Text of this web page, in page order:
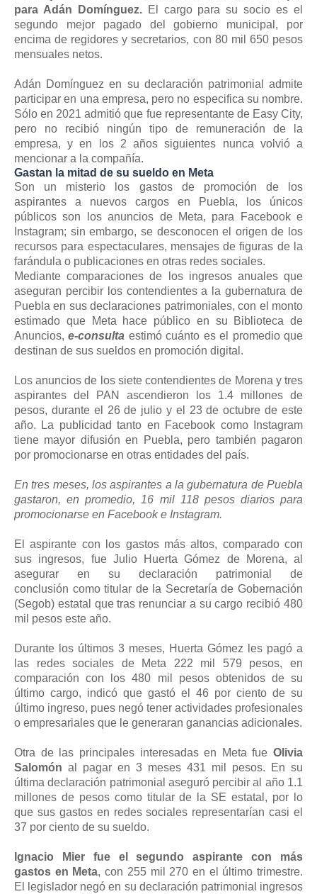
para Adán Domínguez.El cargo para su socio es el
segundo mejor pagado del gobierno municipal, por
encima de regidores y secretarios, con 80 mil 650 pesos
mensuales netos.
Adán Domínguez en su declaración patrimonial admite
participar en una empresa, pero no especifica su nombre.
Sólo en 2021 admitió que fue representante de Easy City,
pero no recibió ningún tipo de remuneración de la
empresa, y en los 2 años siguientes nunca volvió a
mencionar a la compañía.
Gastan la mitad de su sueldo en Meta
Son un misterio los gastos de promoción de los
aspirantes a nuevos cargos en Puebla, los únicos
públicos son los anuncios de Meta, para Facebook e
Instagram; sin embargo, se desconocen el origen de los
recursos para espectaculares, mensajes de figuras de la
farándula o publicaciones en otras redes sociales.
Mediante comparaciones de los ingresos anuales que
aseguran percibir los contendientes a la gubernatura de
Puebla en sus declaraciones patrimoniales, con el monto
estimado que Meta hace público en su Biblioteca de
Anuncios,e-consulta estimó cuánto es el promedio que
destinan de sus sueldos en promoción digital.
Los anuncios de los siete contendientes de Morena y tres
aspirantes del PAN ascendieron los 1.4 millones de
pesos, durante el 26 de julio y el 23 de octubre de este
año. La publicidad tanto en Facebook como Instagram
tiene mayor difusión en Puebla, pero también pagaron
por promocionarse en otras entidades del país.
En tres meses, los aspirantes a la gubernatura de Puebla
gastaron, en promedio, 16 mil 118 pesos diarios para
promocionarse en Facebook e Instagram.
El aspirante con los gastos más altos, comparado con
sus ingresos, fue Julio Huerta Gómez de Morena, al
asegurar en su declaración patrimonial de
conclusión como titular de la Secretaría de Gobernación
(Segob) estatal que tras renunciar a su cargo recibió 480
mil pesos este año.
Durante los últimos 3 meses, Huerta Gómez les pagó a
las redes sociales de Meta 222 mil 579 pesos, en
comparación con los 480 mil pesos obtenidos de su
último cargo, indicó que gastó el 46 por ciento de su
último ingreso, pues negó tener actividades profesionales
o empresariales que le generaran ganancias adicionales.
Otra de las principales interesadas en Meta fue Olivia
Salomón al pagar en 3 meses 431 mil pesos. En su
última declaración patrimonial aseguró percibir al año 1.1
millones de pesos como titular de la SE estatal, por lo
que sus gastos en redes sociales representarían casi el
37 por ciento de su sueldo.
Ignacio Mier fue el segundo aspirante con más
gastos en Meta, con 255 mil 270 en el último trimestre.
El legislador negó en su declaración patrimonial ingresos